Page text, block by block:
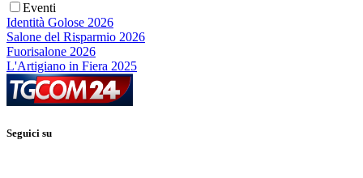
Eventi
Identità Golose 2026
Salone del Risparmio 2026
Fuorisalone 2026
L'Artigiano in Fiera 2025
Seguici su